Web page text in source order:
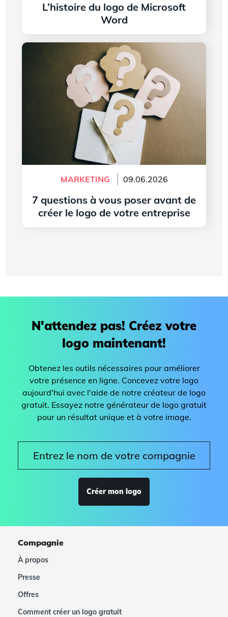
L’histoire du logo de Microsoft
Word
Lire l'article
MARKETING 09.06.2026
7 questions à vous poser avant de
créer le logo de votre entreprise
7 questions à vous poser avant de créer le logo
de votre entreprise
N'attendez pas! Créez votre
logo maintenant!
Obtenez les outils nécessaires pour améliorer
votre présence en ligne. Concevez votre logo
aujourd'hui avec l'aide de notre créateur de logo
gratuit. Essayez notre générateur de logo gratuit
pour un résultat unique et à votre image.
Créer mon logo
Compagnie
À propos
Presse
Offres
Comment créer un logo gratuit